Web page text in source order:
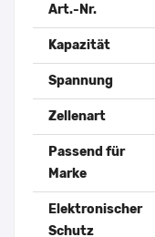
Art.-Nr.
Kapazität
Spannung
Zellenart
Passend für
Marke
Elektronischer
Schutz